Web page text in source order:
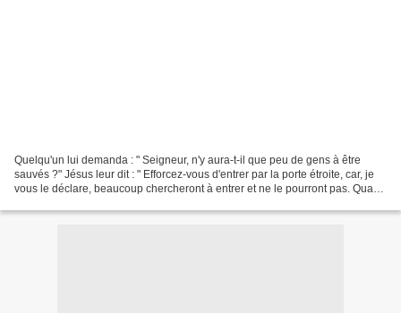
Quelqu'un lui demanda : " Seigneur, n'y aura-t-il que peu de gens à être
sauvés ?" Jésus leur dit : " Efforcez-vous d'entrer par la porte étroite, car, je
vous le déclare, beaucoup chercheront à entrer et ne le pourront pas. Quand